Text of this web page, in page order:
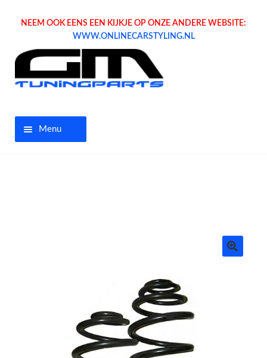
NEEM OOK EENS EEN KIJKJE OP ONZE ANDERE WEBSITE:
WWW.ONLINECARSTYLING.NL
Menu
Bedrijfswagen parts